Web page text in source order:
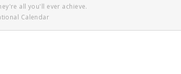
all you'll ever achieve.
Calendar